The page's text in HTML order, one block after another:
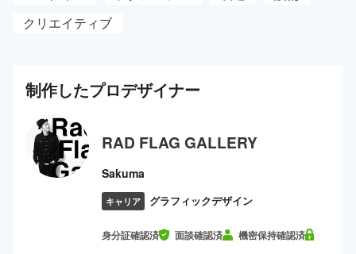
クリエイティブ
制作したプロデザイナー
RAD FLAG GALLERY
Sakuma
キャリア グラフィックデザイン
身分証確認済 面談確認済 機密保持確認済